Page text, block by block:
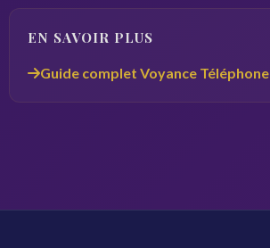
EN SAVOIR PLUS
Guide complet Voyance Téléphone